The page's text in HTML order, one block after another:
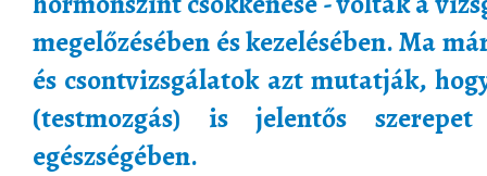
megelőzésében és kezelésében. Ma
és csontvizsgálatok azt mutatják,
(testmozgás) is jelentős
egészségében.